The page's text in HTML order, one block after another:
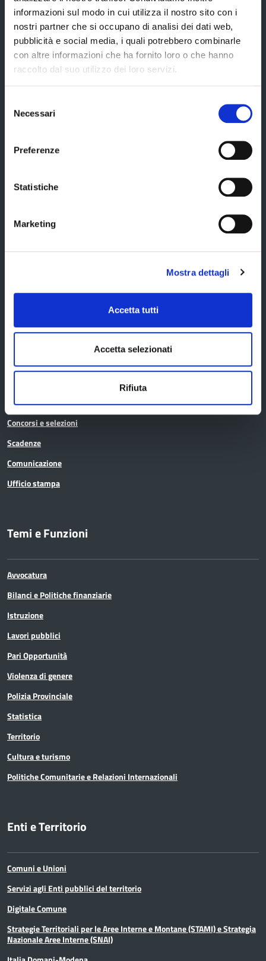
informazioni sul modo in cui utilizza il nostro sito con i
nostri partner che si occupano di analisi dei dati web,
pubblicità e social media, i quali potrebbero combinarle
con altre informazioni che ha fornito loro o che hanno
raccolto dal suo utilizzo dei loro servizi.
delNecessari
Preferenze
Statistiche
Marketing
Mostra dettagli
Accetta tutti
Accetta selezionati
Rifiuta
Servizi online
Modulistica
URP
Archivio e Biblioteca
Ufficio Associato del Contenzioso tributario e della consulenza fiscale
Servizi agli Enti pubblici del territorio
Cerca persone
Cerca atti
La Provincia informa
Albo pretorio
Bandi di gara
Concorsi e selezioni
Scadenze
Comunicazione
Ufficio stampa
Temi e Funzioni
Avvocatura
Bilanci e Politiche finanziarie
Istruzione
Lavori pubblici
Pari Opportunità
Violenza di genere
Polizia Provinciale
Statistica
Territorio
Cultura e turismo
Politiche Comunitarie e Relazioni Internazionali
Enti e Territorio
Comuni e Unioni
Servizi agli Enti pubblici del territorio
Digitale Comune
Strategie Territoriali per le Aree Interne e Montane (STAMI) e Strategia
Nazionale Aree Interne (SNAI)